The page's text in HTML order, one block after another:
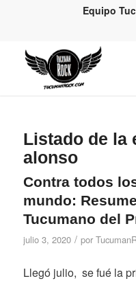
Equipo
Listado de la
alonso
Contra todos
mundo:
Tucumano del
julio 3, 2020 / por
Llegó julio, se fué la